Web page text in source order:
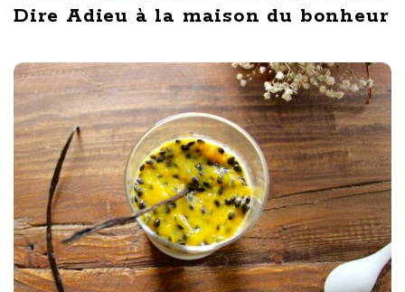
Dire Adieu à la maison du bonheur